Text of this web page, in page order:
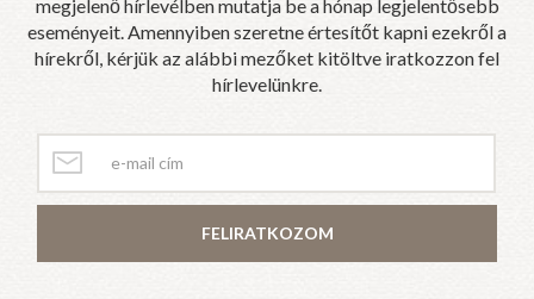
megjelenő hírlevélben mutatja be a hónap legjelentősebb
eseményeit. Amennyiben szeretne értesítőt kapni ezekről a
hírekről, kérjük az alábbi mezőket kitöltve iratkozzon fel
hírlevelünkre.
FELIRATKOZOM